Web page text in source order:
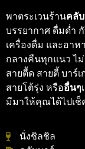
พาตระเวนร้านคลั
บรรยากาศ ดื่มด่ำ
เครื่องดื่ม และอาห
กลางคืนทุกแนว ไม่
สายตื้ด สายตี้ บาร์
สายโต้รุ่ง หรืออื่นๆ
มีมาให้คุณได้ไปเช็
นั่งชิลชิล